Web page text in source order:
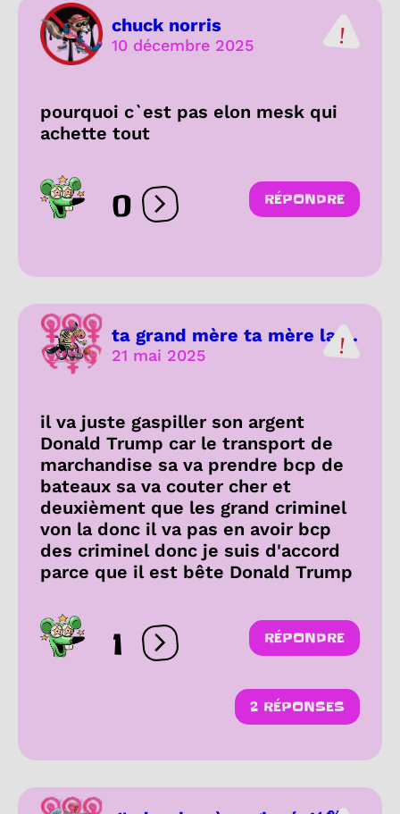
chuck norris
10 décembre 2025
pourquoi c`est pas elon mesk qui
achette tout
0 Ouvrir les réactions
RÉPONDRE
ta grand mère ta mère la ...
21 mai 2025
il va juste gaspiller son argent
Donald Trump car le transport de
marchandise sa va prendre bcp de
bateaux sa va couter cher et
deuxièment que les grand criminel
von la donc il va pas en avoir bcp
des criminel donc je suis d'accord
parce que il est bête Donald Trump
1 Ouvrir les réactions
RÉPONDRE
2 RÉPONSES